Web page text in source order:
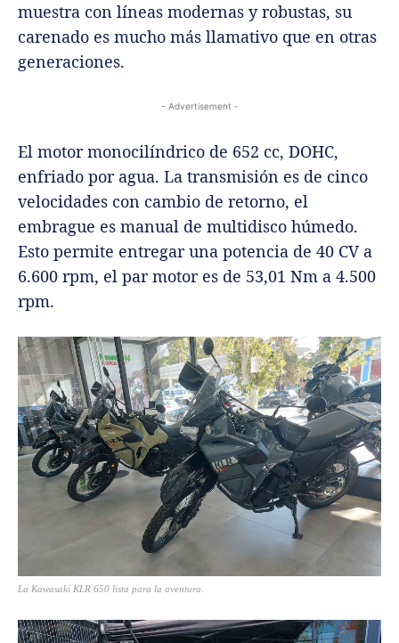
muestra con líneas modernas y robustas, su
carenado es mucho más llamativo que en otras
generaciones.
- Advertisement -
El motor monocilíndrico de 652 cc, DOHC,
enfriado por agua. La transmisión es de cinco
velocidades con cambio de retorno, el
embrague es manual de multidisco húmedo.
Esto permite entregar una potencia de 40 CV a
6.600 rpm, el par motor es de 53,01 Nm a 4.500
rpm.
La Kawasaki KLR 650 lista para la aventura.